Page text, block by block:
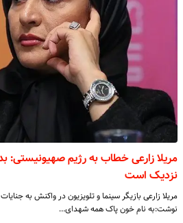
مریلا زارعی خطاب به رژیم صهیونیستی:
نزدیک است
مریلا زارعی بازیگر سینما و تلویزیون در واکنش به
نوشت:به نام خون پاک همه شهدای…